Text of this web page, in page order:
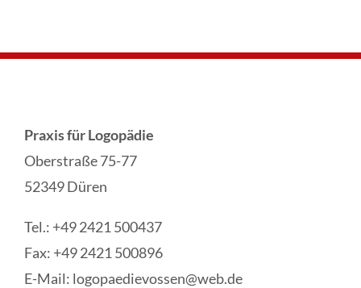
Praxis für Logopädie
Oberstraße 75-77
52349 Düren
Tel.: +49 2421 500437
Fax: +49 2421 500896
E-Mail: logopaedievossen@web.de